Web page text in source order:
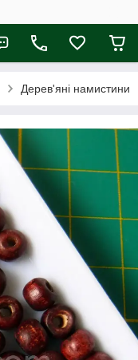
Дерев'яні намистини